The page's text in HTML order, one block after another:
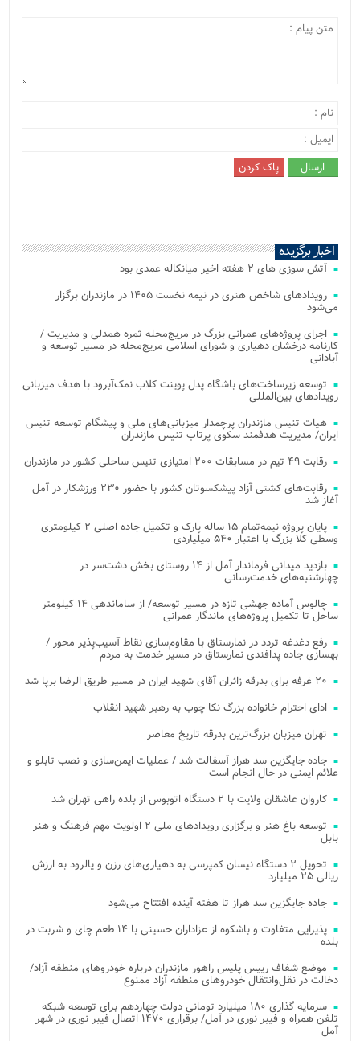
اخبار برگزیده
آتش‌ سوزی‌ های ۲ هفته اخیر میانکاله عمدی بود
رویدادهای شاخص هنری در نیمه نخست ۱۴۰۵ در مازندران برگزار
می‌شود
اجرای پروژه‌های عمرانی بزرگ در مریج‌محله ثمره همدلی و مدیریت /
کارنامه درخشان دهیاری و شورای اسلامی مریج‌محله در مسیر توسعه و
آبادانی
توسعه زیرساخت‌های باشگاه پدل پوینت کلاب نمک‌آبرود با هدف میزبانی
رویدادهای بین‌المللی
هیات تنیس مازندران پرچمدار میزبانی‌های ملی و پیشگام توسعه تنیس
ایران/ مدیریت هدفمند سکوی پرتاب تنیس مازندران
رقابت ۴۹ تیم در مسابقات ۲۰۰ امتیازی تنیس ساحلی کشور در مازندران
رقابت‌های کشتی آزاد پیشکسوتان کشور با حضور ۲۳۰ ورزشکار در آمل
آغاز شد
پایان پروژه نیمه‌تمام ۱۵ ساله پارک و تکمیل جاده اصلی ۲ کیلومتری
وسطی کلا بزرگ با اعتبار ۵۴۰ میلیاردی
بازدید میدانی فرماندار آمل از ۱۴ روستای بخش دشت‌سر در
چهارشنبه‌های خدمت‌رسانی
چالوس آماده جهشی تازه در مسیر توسعه/ از ساماندهی ۱۴ کیلومتر
ساحل تا تکمیل پروژه‌های ماندگار عمرانی
رفع دغدغه تردد در نمارستاق با مقاوم‌سازی نقاط آسیب‌پذیر محور /
بهسازی جاده پدافندی نمارستاق در مسیر خدمت به مردم
۲۰ غرفه برای بدرقه زائران آقای شهید ایران در مسیر طریق الرضا برپا شد
ادای احترام خانواده بزرگ نکا چوب به رهبر شهید انقلاب
تهران میزبان بزرگ‌ترین بدرقه تاریخ معاصر
جاده جایگزین سد هراز آسفالت شد / عملیات ایمن‌سازی و نصب تابلو و
علائم ایمنی در حال انجام است
کاروان عاشقان ولایت با ۲ دستگاه اتوبوس از بلده راهی تهران شد
توسعه باغ هنر و برگزاری رویدادهای ملی ۲ اولویت مهم فرهنگ و هنر
بابل
تحویل ۲ دستگاه نیسان کمپرسی به دهیاری‌های رزن و یالرود به ارزش
ریالی ۲۵ میلیارد
جاده جایگزین سد هراز تا هفته آینده افتتاح می‌شود
پذیرایی متفاوت و باشکوه از عزاداران حسینی با ۱۴ طعم چای و شربت در
بلده
موضع شفاف رییس پلیس راهور مازندران درباره خودروهای منطقه آزاد/
دخالت در نقل‌وانتقال خودروهای منطقه آزاد ممنوع
سرمایه گذاری ۱۸۰ میلیارد تومانی دولت چهاردهم برای توسعه شبکه
تلفن همراه و فیبر نوری در آمل/ برقراری ۱۴۷۰ اتصال فیبر نوری در شهر
آمل